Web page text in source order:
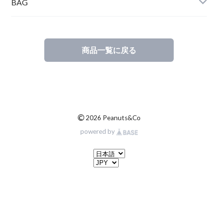
BAG
商品一覧に戻る
© 2026 Peanuts&Co
powered by